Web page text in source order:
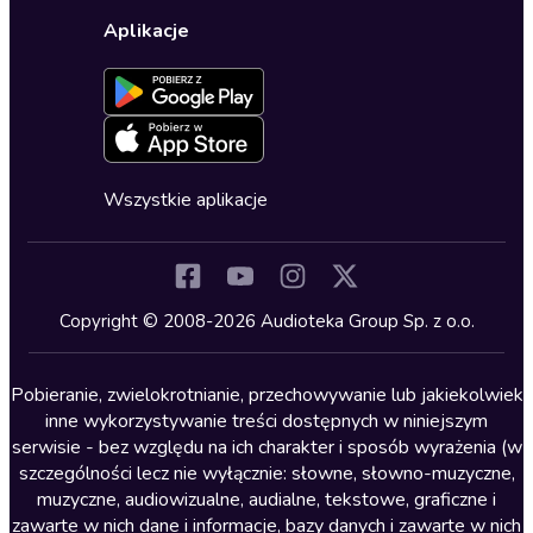
Dla młodzieży
Kryminały
Lektury szkolne
Literatura anglojęzyczna
Literatura faktu
Literatura obyczajowa
Literatura piękna obca
Ustawienia prywatności
Formularz zgłaszania nielegalnych treści
Deklaracja dostępności
Oferta dla firm i bibliotek
Dołącz do newslettera
Blog
Zapowiedzi
Cykle audiobooków
Aplikacje
Wszystkie aplikacje
Copyright © 2008-2026 Audioteka Group Sp. z o.o.
Pobieranie, zwielokrotnianie, przechowywanie lub jakiekolwiek
inne wykorzystywanie treści dostępnych w niniejszym
serwisie - bez względu na ich charakter i sposób wyrażenia (w
szczególności lecz nie wyłącznie: słowne, słowno-muzyczne,
muzyczne, audiowizualne, audialne, tekstowe, graficzne i
zawarte w nich dane i informacje, bazy danych i zawarte w nich